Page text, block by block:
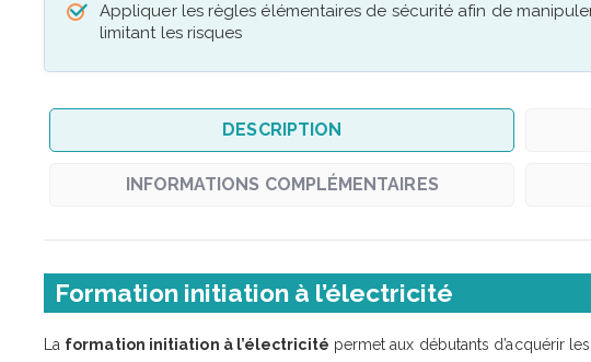
Appliquer les règles élémentaires de sécurité afin de
limitant les risques
DESCRIPTION
INFORMATIONS COMPLÉMENTAIRES
Formation initiation à l’électricité
La formation initiation à l’électricité permet aux débutants d’acquérir